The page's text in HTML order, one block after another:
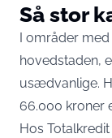
Så stor
I områder
hovedstaden,
usædvanlige.
66.000 kroner
Hos